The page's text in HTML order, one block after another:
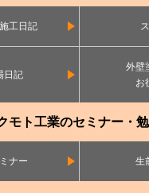
工日記
日記
外壁
お
モト工業のセミナー・
ナー 生